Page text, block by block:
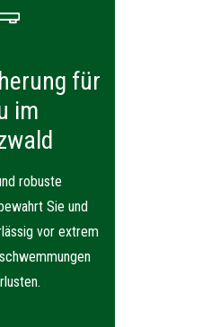
für
im
robuste
Sie und
vor extrem